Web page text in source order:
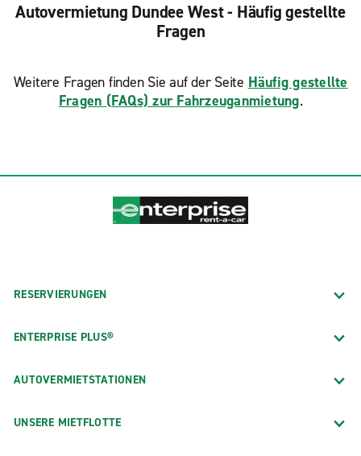
Autovermietung Dundee West - Häufig gestellte
Fragen
Weitere Fragen finden Sie auf der Seite Häufig gestellte
Fragen (FAQs) zur Fahrzeuganmietung.
RESERVIERUNGEN
ENTERPRISE PLUS®
AUTOVERMIETSTATIONEN
UNSERE MIETFLOTTE